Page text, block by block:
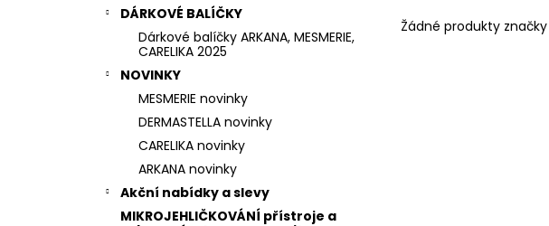
DÁRKOVÉ BALÍČKY
Dárkové balíčky ARKANA, MESMERIE,
CARELIKA 2025
NOVINKY
MESMERIE novinky
DERMASTELLA novinky
CARELIKA novinky
ARKANA novinky
Akční nabídky a slevy
MIKROJEHLIČKOVÁNÍ přístroje a
Žádné produkty značky